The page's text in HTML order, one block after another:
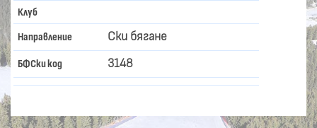
Клуб
Направление Ски бягане
БФСки код 3148